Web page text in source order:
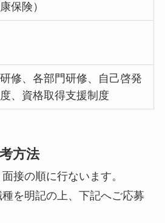
保険）
修、各部門研修、自己啓発
、資格取得支援制度
方法
接の順に行ないます。
を明記の上、下記へご応募